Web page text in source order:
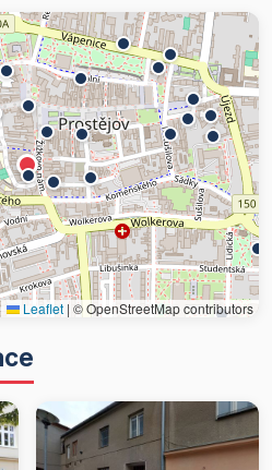
Leaflet | © OpenStreetMap contributors